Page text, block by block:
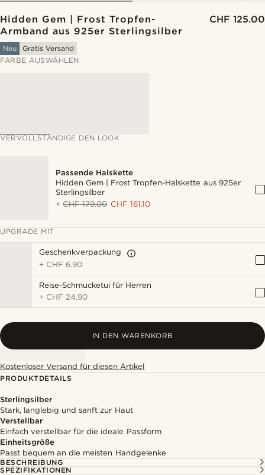
Hidden Gem | Frost Tropfen-
Armband aus 925er Sterlingsilber
CHF 125.00
Neu
Gratis Versand
FARBE AUSWÄHLEN
VERVOLLSTÄNDIGE DEN LOOK
Passende Halskette
Hidden Gem | Frost Tropfen-Halskette aus 925er
Sterlingsilber
+CHF 179.00 CHF 161.10
UPGRADE MIT
Geschenkverpackung
+ CHF 6.90
Reise-Schmucketui für Herren
+ CHF 24.90
IN DEN WARENKORB
Kostenloser Versand für diesen Artikel
PRODUKTDETAILS
Sterlingsilber
Stark, langlebig und sanft zur Haut
Verstellbar
Einfach verstellbar für die ideale Passform
Einheitsgröße
Passt bequem an die meisten Handgelenke
BESCHREIBUNG
SPEZIFIKATIONEN